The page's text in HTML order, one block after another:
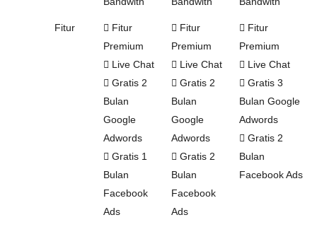
Fitur
Fitur
Premium
Live Chat
Gratis 2
Bulan
Google
Adwords
Gratis 1
Bulan
Facebook
Ads
Fitur
Premium
Live Chat
Gratis 2
Bulan
Google
Adwords
Gratis 2
Bulan
Facebook
Ads
Fitur
Premium
Live Chat
Gratis 3
Bulan Google
Adwords
Gratis 2
Bulan
Facebook Ads